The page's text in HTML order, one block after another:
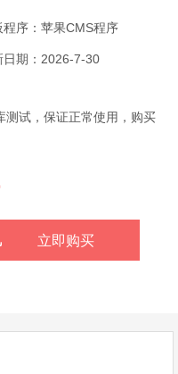
程序：苹果CMS程序
日期：2026-7-30
测试，保证正常使用，购买
立即购买